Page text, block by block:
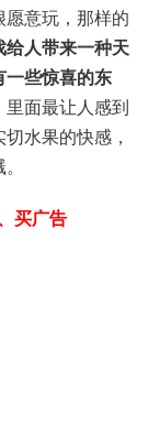
愿意玩，那样的
给人带来一种天
一些惊喜的东
面最让人感到
水果的快感，
买广告